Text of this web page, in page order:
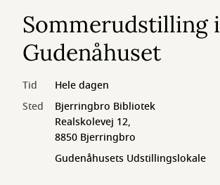
Sommerudstilling i
Gudenåhuset
Tid
Hele dagen
Sted
Bjerringbro Bibliotek
Realskolevej 12,
8850 Bjerringbro
Gudenåhusets Udstillingslokale